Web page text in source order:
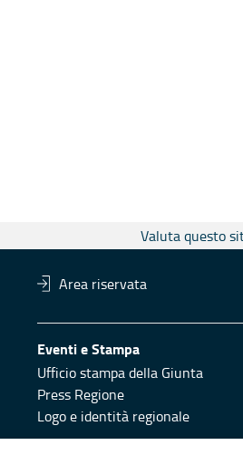
Valuta questo
Area riservata
Eventi e Stampa
Ufficio stampa della Giunta
Press Regione
Logo e identità regionale